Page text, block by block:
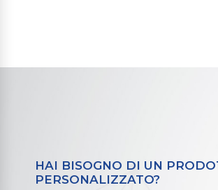
HAI BISOGNO DI UN
PERSONALIZZATO?